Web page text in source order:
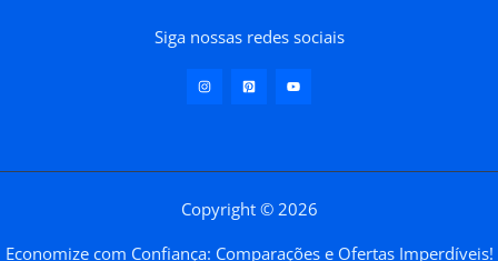
Siga nossas redes sociais
Copyright © 2026
Economize com Confiança: Comparações e Ofertas Imperdíveis!